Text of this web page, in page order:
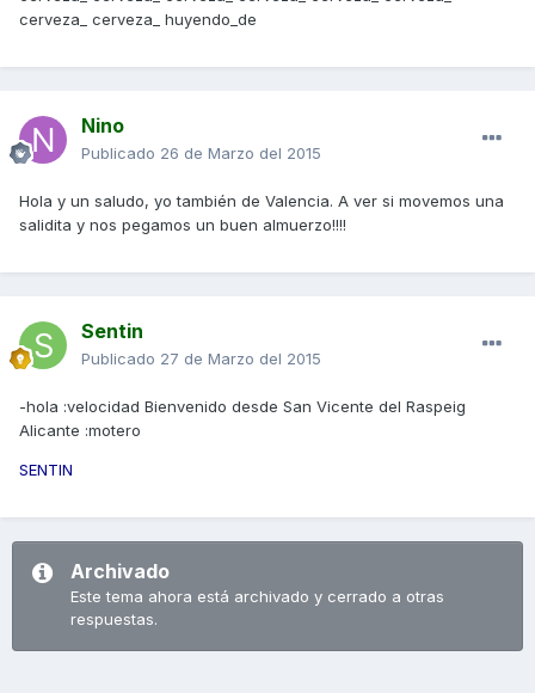
cerveza_ cerveza_ huyendo_de
Nino
Publicado 26 de Marzo del 2015
Hola y un saludo, yo también de Valencia. A ver si movemos una
salidita y nos pegamos un buen almuerzo!!!!
Sentin
Publicado 27 de Marzo del 2015
-hola :velocidad Bienvenido desde San Vicente del Raspeig
Alicante :motero
SENTIN
Archivado
Este tema ahora está archivado y cerrado a otras
respuestas.